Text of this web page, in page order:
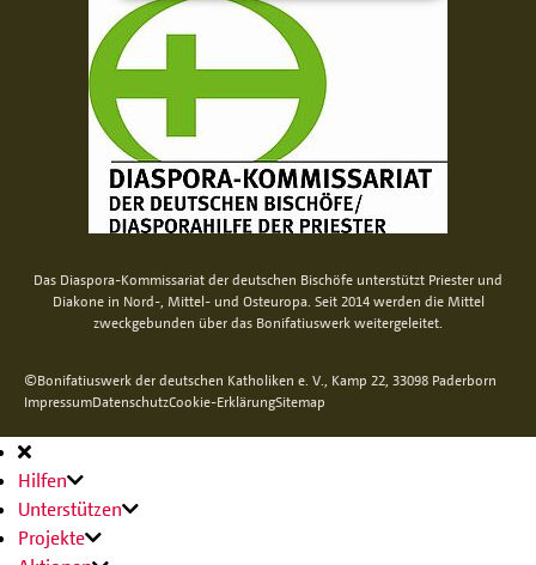
Das Diaspora-Kommissariat der deutschen Bischöfe unterstützt Priester und
Diakone in Nord-, Mittel- und Osteuropa. Seit 2014 werden die Mittel
zweckgebunden über das Bonifatiuswerk weitergeleitet.
©Bonifatiuswerk der deutschen Katholiken e. V., Kamp 22, 33098 Paderborn
ImpressumDatenschutzCookie-ErklärungSitemap
Hauptnavigation
Hilfen
Unterstützen
Projekte